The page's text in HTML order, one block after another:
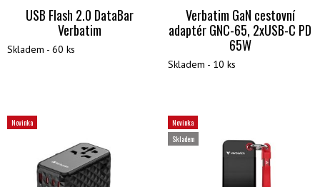
USB Flash 2.0 DataBar
Verbatim
Skladem - 60 ks
Verbatim GaN cestovní
adaptér GNC-65, 2xUSB-C PD
65W
Skladem - 10 ks
Novinka
Novinka
Skladem